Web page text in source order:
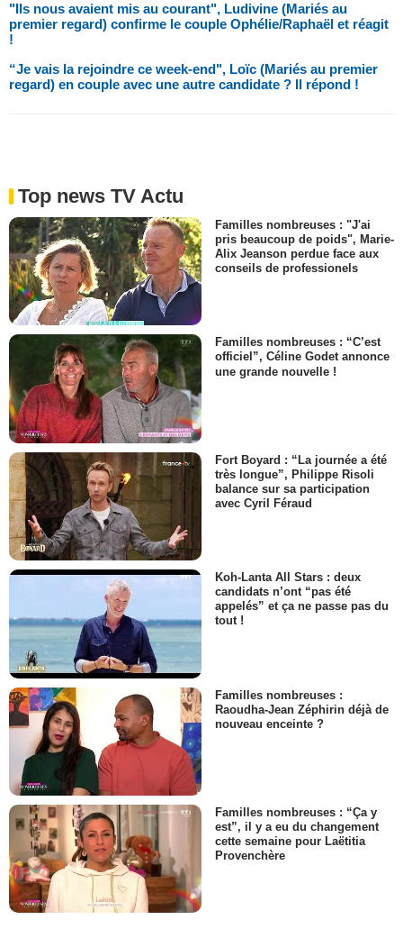
"Ils nous avaient mis au courant", Ludivine (Mariés au
premier regard) confirme le couple Ophélie/Raphaël et réagit
!
“Je vais la rejoindre ce week-end", Loïc (Mariés au premier
regard) en couple avec une autre candidate ? Il répond !
Top news TV Actu
Familles nombreuses : "J'ai
pris beaucoup de poids", Marie-
Alix Jeanson perdue face aux
conseils de professionels
Familles nombreuses : “C’est
officiel”, Céline Godet annonce
une grande nouvelle !
Fort Boyard : “La journée a été
très longue”, Philippe Risoli
balance sur sa participation
avec Cyril Féraud
Koh-Lanta All Stars : deux
candidats n’ont “pas été
appelés” et ça ne passe pas du
tout !
Familles nombreuses :
Raoudha-Jean Zéphirin déjà de
nouveau enceinte ?
Familles nombreuses : “Ça y
est”, il y a eu du changement
cette semaine pour Laëtitia
Provenchère